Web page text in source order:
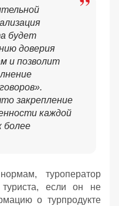
будет
доверия
и позволит
закрепление
каждой
более
туроператор
туриста, если он не
о турпродукте